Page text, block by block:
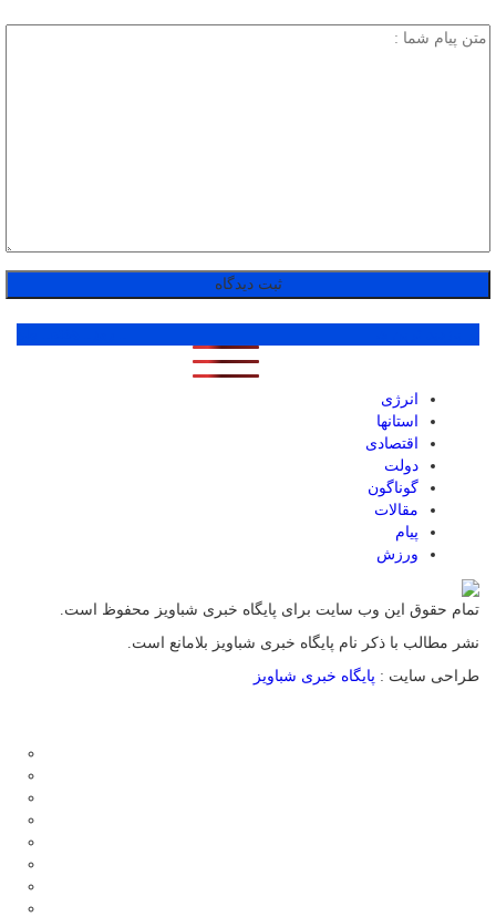
انرژی
استانها
اقتصادی
دولت
گوناگون
مقالات
پیام
ورزش
تمام حقوق این وب سایت برای پایگاه خبری شباویز محفوظ است.
نشر مطالب با ذکر نام پایگاه خبری شباویز بلامانع است.
طراحی سایت : پایگاه خبری شباویز